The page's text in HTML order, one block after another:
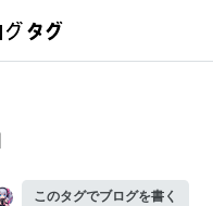
このタグでブログを書く